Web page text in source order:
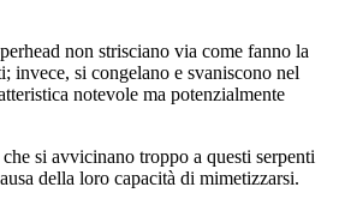
non strisciano via come fanno la
invece, si congelano e svaniscono nel
notevole ma potenzialmente
si avvicinano troppo a questi serpenti
della loro capacità di mimetizzarsi.